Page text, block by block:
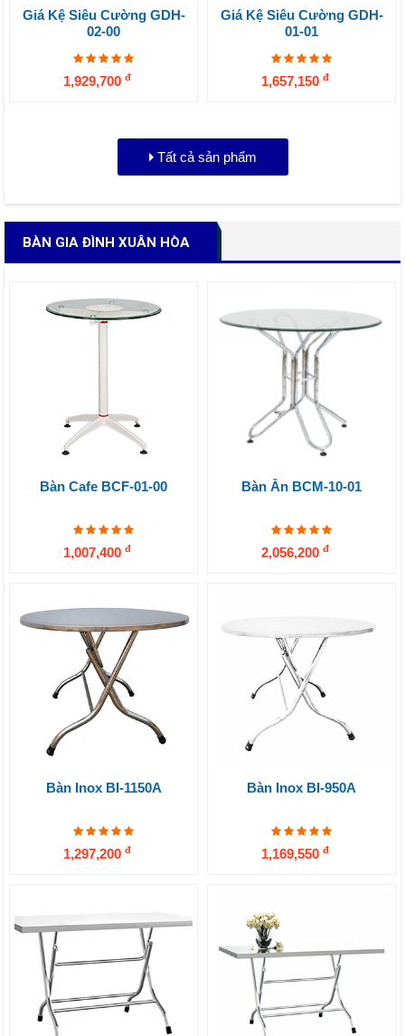
Giá Kệ Siêu Cường GDH-
02-00
1,929,700 đ
Giá Kệ Siêu Cường GDH-
01-01
1,657,150 đ
Tất cả sản phẩm
BÀN GIA ĐÌNH XUÂN HÒA
Bàn Cafe BCF-01-00
1,007,400 đ
Bàn Ăn BCM-10-01
2,056,200 đ
Bàn Inox BI-1150A
1,297,200 đ
Bàn Inox BI-950A
1,169,550 đ